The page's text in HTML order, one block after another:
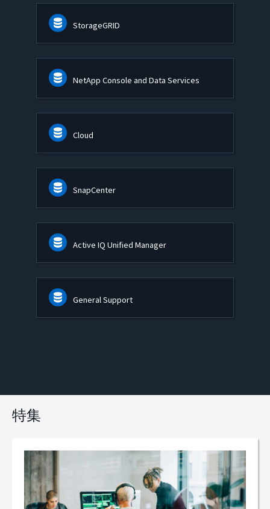
StorageGRID
NetApp Console and Data Services
Cloud
SnapCenter
Active IQ Unified Manager
General Support
特集